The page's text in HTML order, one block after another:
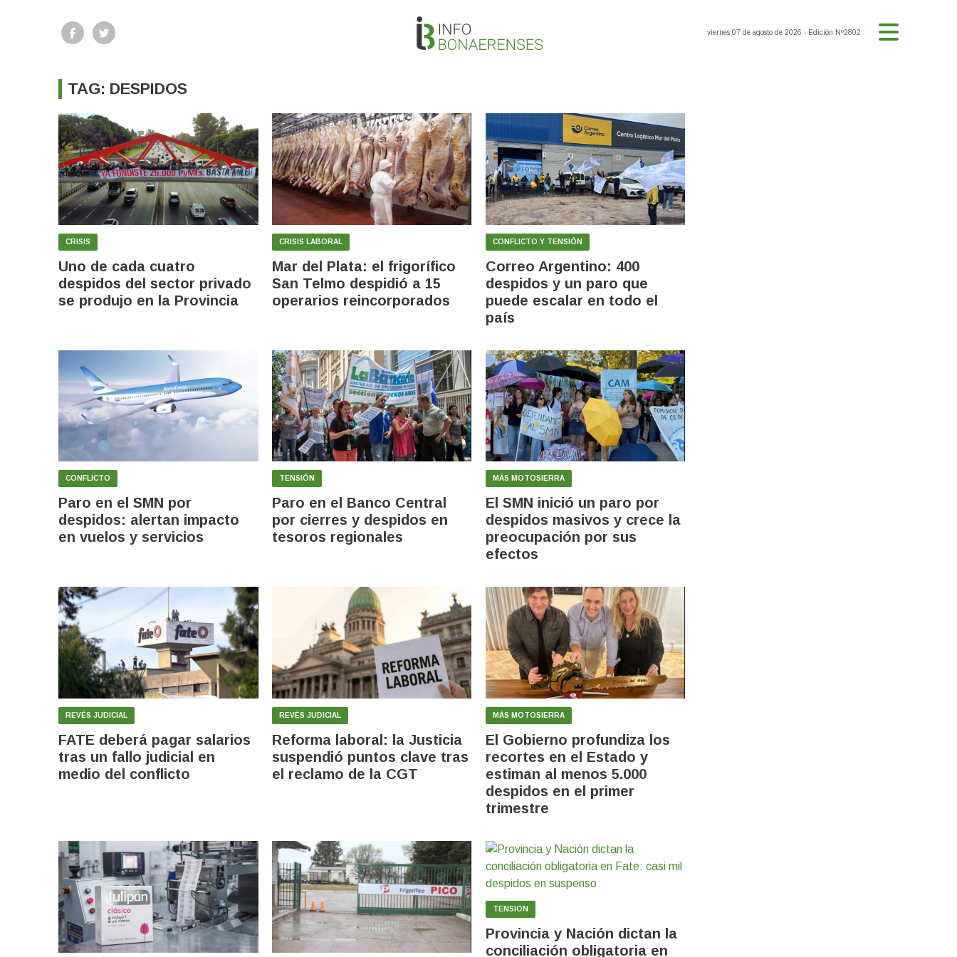
viernes 07 de agosto de 2026 - Edición Nº2802
TAG: DESPIDOS
CRISIS
Uno de cada cuatro
despidos del sector privado
se produjo en la Provincia
CRISIS LABORAL
Mar del Plata: el frigorífico
San Telmo despidió a 15
operarios reincorporados
CONFLICTO Y TENSIÓN
Correo Argentino: 400
despidos y un paro que
puede escalar en todo el
país
CONFLICTO
Paro en el SMN por
despidos: alertan impacto
en vuelos y servicios
TENSIÓN
Paro en el Banco Central
por cierres y despidos en
tesoros regionales
MÁS MOTOSIERRA
El SMN inició un paro por
despidos masivos y crece la
preocupación por sus
efectos
REVÉS JUDICIAL
FATE deberá pagar salarios
tras un fallo judicial en
medio del conflicto
REVÉS JUDICIAL
Reforma laboral: la Justicia
suspendió puntos clave tras
el reclamo de la CGT
MÁS MOTOSIERRA
El Gobierno profundiza los
recortes en el Estado y
estiman al menos 5.000
despidos en el primer
trimestre
TENSION
Provincia y Nación dictan la
conciliación obligatoria en